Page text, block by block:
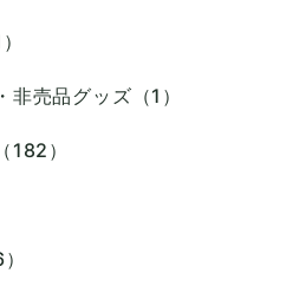
売品グッズ（1）
182）